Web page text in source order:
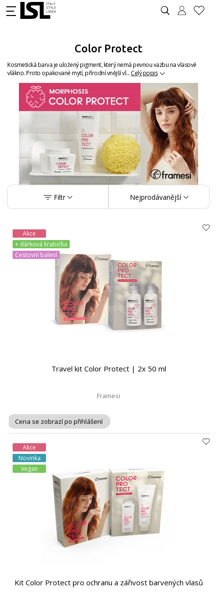
Color Protect
Kosmetická barva je uložený pigment, který nemá pevnou vazbu na vlasové
vlákno. Proto opakované mytí, přírodní vnější vl... Celý popis
Filtr Nejprodávanější
Akce
+ dárková krabička
Cestovní balení
Travel kit Color Protect | 2x 50 ml
Framesi
Cena se zobrazí po přihlášení
Akce
Novinka
Vegan
Kit Color Protect pro ochranu a zářivost barvených vlasů